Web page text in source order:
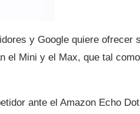
y Google quiere ofrecer
el Mini y el Max, que tal como
ante el Amazon Echo